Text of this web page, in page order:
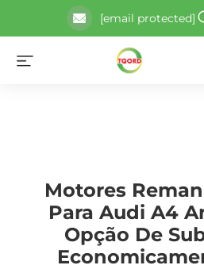
[email protected]
Motores
Para Audi A4
Opção De